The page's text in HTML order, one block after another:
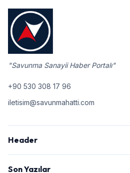
"Savunma Sanayii Haber Portalı"
+90 530 308 17 96
iletisim@savunmahatti.com
Header
Son Yazılar